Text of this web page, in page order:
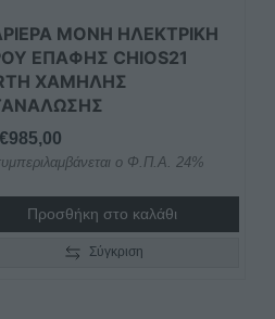
ΜΟΝΗ HΛΕΚΤΡΙΚΗ
ΕΠΑΦΗΣ CHIOS21
ΧΑΜΗΛΗΣ
€985,00
ο Φ.Π.Α. 24%
Προσθήκη στο καλάθι
Σύγκριση